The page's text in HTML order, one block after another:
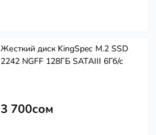
Жесткий диск KingSpec M.2 SSD
2242 NGFF 128ГБ SATAIII 6Гб/с
3 700сом